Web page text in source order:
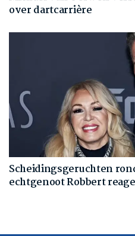
over dartcarrière
Scheidingsgeruchten
echtgenoot Robbert